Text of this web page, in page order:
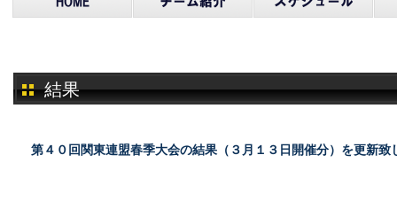
結果
第４０回関東連盟春季大会の結果（３月１３日開催分）を更新致